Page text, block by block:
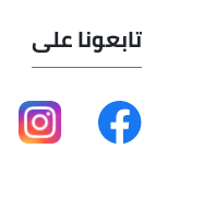
تابعونا على